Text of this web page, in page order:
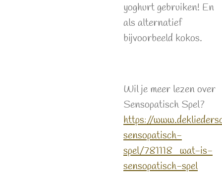
yoghurt gebruiken! En
als alternatief
bijvoorbeeld kokos.
Wil je meer lezen over
Sensopatisch Spel?
https://
sensopatisch-
spel/781118_wat-is-
sensopatisch-spel